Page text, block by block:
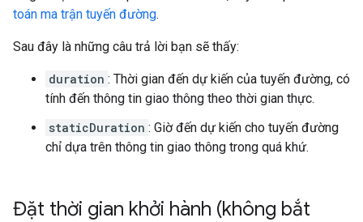
toán ma trận tuyến đường.
Sau đây là những câu trả lời bạn sẽ thấy:
duration : Thời gian đến dự kiến của tuyến đường, có
tính đến thông tin giao thông theo thời gian thực.
staticDuration : Giờ đến dự kiến cho tuyến đường
chỉ dựa trên thông tin giao thông trong quá khứ.
Đặt thời gian khởi hành (không bắt